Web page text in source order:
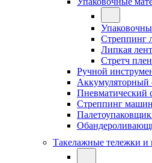
Стреппинг
Липкая
Стретч
Ручной
Аккумуляторный
Пневматический
Стреппинг
Такелажные тележки